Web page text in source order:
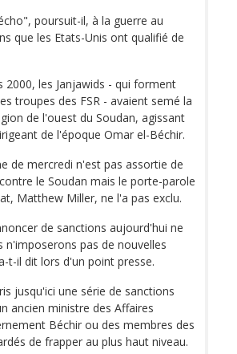
poursuit-il, à la guerre au
que les Etats-Unis ont qualifié de
2000, les Janjawids - qui forment
troupes des FSR - avaient semé la
de l'ouest du Soudan, agissant
de l'époque Omar el-Béchir.
de mercredi n'est pas assortie de
le Soudan mais le porte-parole
Matthew Miller, ne l'a pas exclu.
de sanctions aujourd'hui ne
n'imposerons pas de nouvelles
t-il dit lors d'un point presse.
jusqu'ici une série de sanctions
ancien ministre des Affaires
Béchir ou des membres des
de frapper au plus haut niveau.